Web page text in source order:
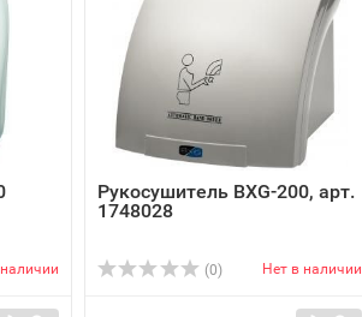
Рукосушитель BXG-200, арт.
1748028
(0) Нет в наличии